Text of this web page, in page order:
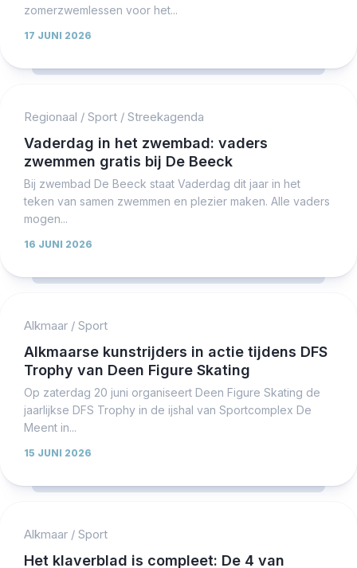
zomerzwemlessen voor het...
17 JUNI 2026
Regionaal / Sport / Streekagenda
Vaderdag in het zwembad: vaders
zwemmen gratis bij De Beeck
Bij zwembad De Beeck staat Vaderdag dit jaar in het
teken van samen zwemmen en plezier maken. Alle vaders
mogen...
16 JUNI 2026
Alkmaar / Sport
Alkmaarse kunstrijders in actie tijdens DFS
Trophy van Deen Figure Skating
Op zaterdag 20 juni organiseert Deen Figure Skating de
jaarlijkse DFS Trophy in de ijshal van Sportcomplex De
Meent in...
15 JUNI 2026
Alkmaar / Sport
Het klaverblad is compleet: De 4 van